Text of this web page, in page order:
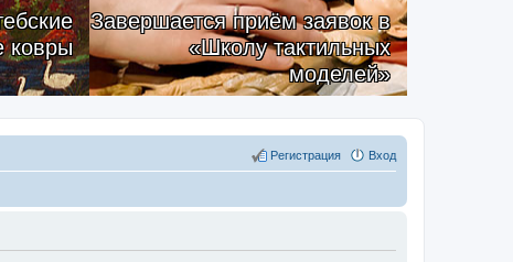
ковры
Завершается приём заявок в
«Школу тактильных
моделей»
Вход
Регистрация